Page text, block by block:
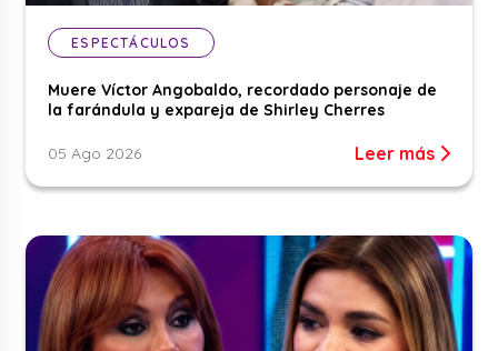
ESPECTÁCULOS
Muere Víctor Angobaldo, recordado personaje de
la farándula y expareja de Shirley Cherres
05 Ago 2026 Leer más